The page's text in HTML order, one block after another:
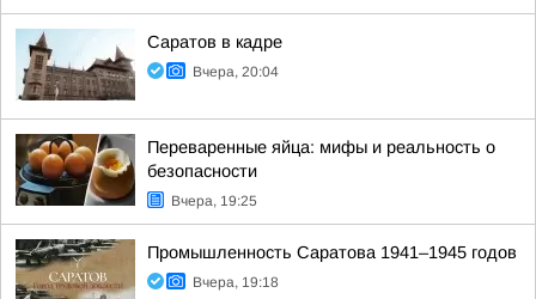
Саратов в кадре
Вчера, 20:04
Переваренные яйца: мифы и реальность о
безопасности
Вчера, 19:25
Промышленность Саратова 1941–1945 годов
Вчера, 19:18